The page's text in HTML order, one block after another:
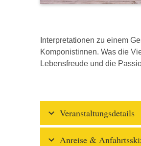
Interpretationen zu einem
Komponistinnen. Was die
Lebensfreude und die
Veranstaltungsdetails
Anreise &